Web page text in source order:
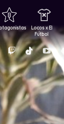
Locos x El
Fútbol